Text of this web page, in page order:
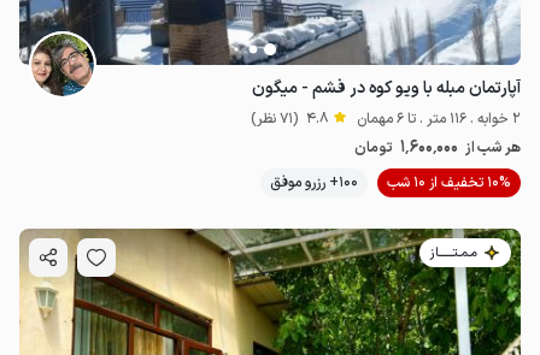
4.95 میلیون ت
آپارتمان مبله با ویو کوه در فشم - میگون
2 خوابه . 116 متر . تا 6 مهمان 4.8 (71 نظر)
هر شب از 1٬600٬000 تومان
10% تخفیف از 10 شب
100+ رزرو موفق
مـمـتــــــاز